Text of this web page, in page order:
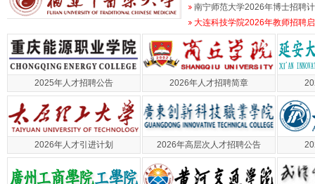
南宁师范大学2026年博士招聘
大连科技学院2026年教师招聘
2025年人才招聘公告 2026年人才招聘简章
2026年人才引进计划 2026年高层次人才招聘公告